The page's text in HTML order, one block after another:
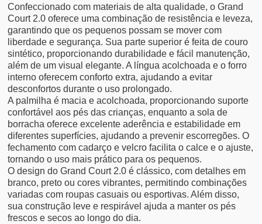
Confeccionado com materiais de alta qualidade, o Grand
Court 2.0 oferece uma combinação de resistência e leveza,
garantindo que os pequenos possam se mover com
liberdade e segurança. Sua parte superior é feita de couro
sintético, proporcionando durabilidade e fácil manutenção,
além de um visual elegante. A língua acolchoada e o forro
interno oferecem conforto extra, ajudando a evitar
desconfortos durante o uso prolongado.
A palmilha é macia e acolchoada, proporcionando suporte
confortável aos pés das crianças, enquanto a sola de
borracha oferece excelente aderência e estabilidade em
diferentes superfícies, ajudando a prevenir escorregões. O
fechamento com cadarço e velcro facilita o calce e o ajuste,
tornando o uso mais prático para os pequenos.
O design do Grand Court 2.0 é clássico, com detalhes em
branco, preto ou cores vibrantes, permitindo combinações
variadas com roupas casuais ou esportivas. Além disso,
sua construção leve e respirável ajuda a manter os pés
frescos e secos ao longo do dia.